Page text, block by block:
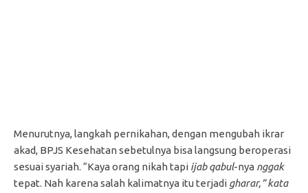
Menurutnya, langkah pernikahan, dengan mengubah ikrar
akad, BPJS Kesehatan sebetulnya bisa langsung beroperasi
sesuai syariah. “Kaya orang nikah tapi ijab qabul-nya nggak
tepat. Nah karena salah kalimatnya itu terjadi gharar,” kata